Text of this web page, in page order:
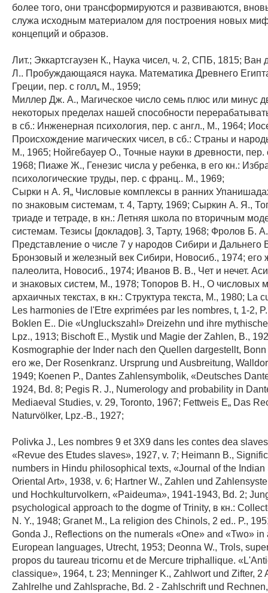
более того, они трансформируются и развиваются,
служа исходным материалом для построения новых
концепций и образов.
Лит.; Эккартсгаузен К., Наука чисел, ч. 2, СПБ, 1815; Ван
Л.. Пробуждающаяся наука. Математика Древнего
Греции, пер. с голл„ М., 1959;
Миллер Дж. А., Магическое число семь плюс или минус
некоторых пределах нашей способности
в сб.: Инженерная психология, пер. с англ., М., 1964;
Происхождение магических чисел, в сб.: Страны и
М., 1965; Нойгебауер О., Точные науки в древности, пер.
1968; Пиаже Ж., Генезис числа у ребенка, в его кн.:
психологические труды, пер. с франц.. М., 1969;
Сырки н А. Я„ Числовые комплексы в ранних
по знаковым системам, т. 4, Тарту, 1969; Сыркин А. Я.,
триаде и тетраде, в кн.: Летняя школа по вторичным
системам. Тезисы [докладов]. 3, Тарту, 1968; Фролов Б.
Представление о числе 7 у народов Сибири и Дальнего
Бронзовый и железный век Сибири, Новосиб., 1974; его
палеолита, Новосиб., 1974; Иванов В. В., Чет и нечет.
и знаковых систем, М., 1978; Топоров В. Н., О числовых
архаичных текстах, в кн.: Структура текста, М., 1980; La
Lеs harmonies de l'Etre exprimées par les nombres, t, 1-2,
Boklen Е.. Die «Ungluckszahl» Dreizehn und ihre
Lpz., 1913; Bischoft Е., Mystik und Magie der Zahlen, В.,
Kosmographie der Inder nach den Quellen dargestellt,
его же, Der Rosenkranz. Ursprung und Ausbreitung,
1949; Коеnen P., Dantes Zahlensymbolik, «Deutsches
1924, Bd. 8; Pegis R. J., Numerology and probability in
Mediaeval Studies, v. 29, Toronto, 1967; Fettweis E„ Das
Naturvölker, Lpz.-В., 1927;
Polivka J., Les nombres 9 et 3Х9 dans les contes dea
«Revue des Etudes slaves», 1927, v. 7; Heimann В.,
numbers in Hindu philosophical texts, «Journal of the Indian
Oriental Art», 1938, v. 6; Hartner W., Zahlen und
und Hochkulturvolkern, «Paideuma», 1941-1943, Bd. 2;
psychological approach to the dogme of Trinity, в кн.:
N. Y., 1948; Gгаnet М., La religion des Chinols, 2 ed.. P.,
Gonda J., Reflections on the numerals «One» and «Two» in
European languages, Utrecht, 1953; Deonna W., Trols,
propos du taureau tricornu et de Mercure triphallique.
classique», 1964, t. 23; Menninger K., Zahlwort und Zifter, 2
Zahlrelhe und Zahlsprache, Bd. 2 - Zahlschrift und